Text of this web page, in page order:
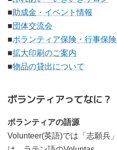
■助成金・イベント情報
■団体交流会
■ボランティア保険・行事保
■拡大印刷のご案内
■物品の貸出について
ボランティアってなに？
ボランティアの語源
Volunteer(英語)では「志願兵